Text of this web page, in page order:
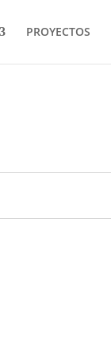
PROYECTOS